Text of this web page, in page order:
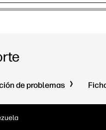
de problemas